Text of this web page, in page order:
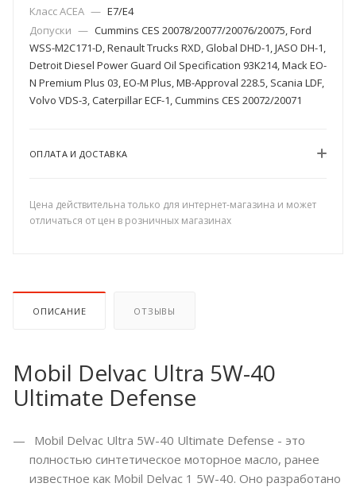
Класс ACEA — E7/E4
Допуски — Cummins CES 20078/20077/20076/20075, Ford
WSS-M2C171-D, Renault Trucks RXD, Global DHD-1, JASO DH-1,
Detroit Diesel Power Guard Oil Specification 93K214, Mack EO-
N Premium Plus 03, EO-M Plus, MB-Approval 228.5, Scania LDF,
Volvo VDS-3, Caterpillar ECF-1, Cummins CES 20072/20071
ОПЛАТА И ДОСТАВКА
Цена действительна только для интернет-магазина и может
отличаться от цен в розничных магазинах
ОПИСАНИЕ ОТЗЫВЫ
Mobil Delvac Ultra 5W-40
Ultimate Defense
Mobil Delvac Ultra 5W-40 Ultimate Defense - это
полностью синтетическое моторное масло, ранее
известное как Mobil Delvac 1 5W-40. Оно разработано